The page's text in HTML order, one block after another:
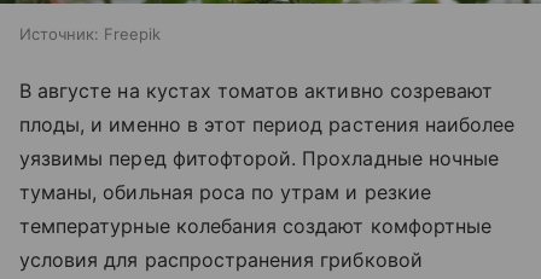
Источник: Freepik
В августе на кустах томатов активно созревают
плоды, и именно в этот период растения наиболее
уязвимы перед фитофторой. Прохладные ночные
туманы, обильная роса по утрам и резкие
температурные колебания создают комфортные
условия для распространения грибковой